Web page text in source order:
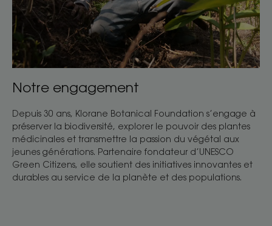
Notre engagement
Depuis 30 ans, Klorane Botanical Foundation s’engage à
préserver la biodiversité, explorer le pouvoir des plantes
médicinales et transmettre la passion du végétal aux
jeunes générations. Partenaire fondateur d’UNESCO
Green Citizens, elle soutient des initiatives innovantes et
durables au service de la planète et des populations.